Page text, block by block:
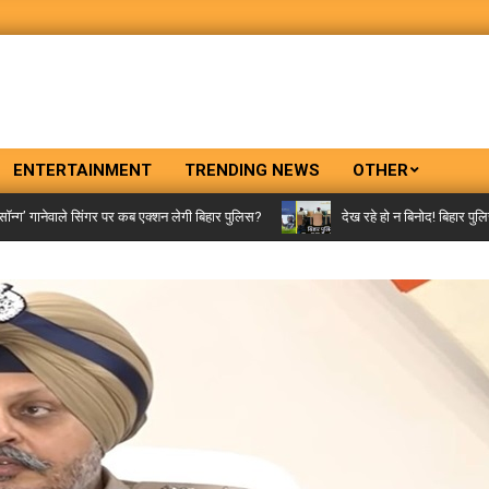
ENTERTAINMENT TRENDING NEWS OTHER
सिंगर पर कब एक्शन लेगी बिहार पुलिस? देख रहे हो न बिनोद! बिहार पुलिस आजकल